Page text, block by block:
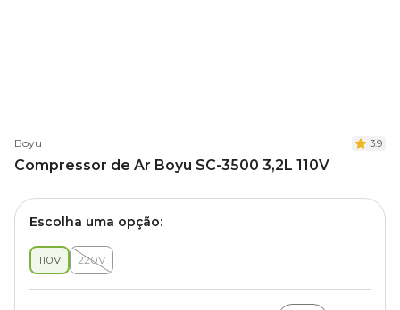
Boyu 3.9
Compressor de Ar Boyu SC-3500 3,2L 110V
Escolha uma opção:
110V 220V